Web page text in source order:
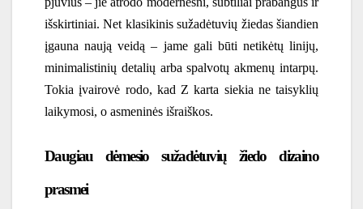
išskirtiniai. Net klasikinis sužadėtuvių žiedasšiandien
įgauna naują veidą – jame gali būti netikėtų linijų,
minimalistinių detalių arba spalvotų akmenų intarpų.
Tokia įvairovė rodo, kad Z karta siekia ne taisyklių
laikymosi, o asmeninės išraiškos.
Daugiau dėmesio sužadėtuvių žiedo dizaino
prasmei